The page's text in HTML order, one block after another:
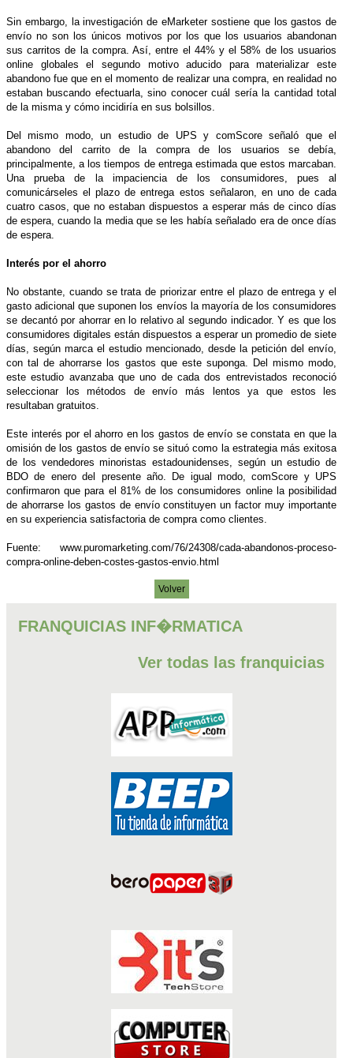
Sin embargo, la investigación de eMarketer sostiene que los gastos de
envío no son los únicos motivos por los que los usuarios abandonan
sus carritos de la compra. Así, entre el 44% y el 58% de los usuarios
online globales el segundo motivo aducido para materializar este
abandono fue que en el momento de realizar una compra, en realidad no
estaban buscando efectuarla, sino conocer cuál sería la cantidad total
de la misma y cómo incidiría en sus bolsillos.
Del mismo modo, un estudio de UPS y comScore señaló que el
abandono del carrito de la compra de los usuarios se debía,
principalmente, a los tiempos de entrega estimada que estos marcaban.
Una prueba de la impaciencia de los consumidores, pues al
comunicárseles el plazo de entrega estos señalaron, en uno de cada
cuatro casos, que no estaban dispuestos a esperar más de cinco días
de espera, cuando la media que se les había señalado era de once días
de espera.
Interés por el ahorro
No obstante, cuando se trata de priorizar entre el plazo de entrega y el
gasto adicional que suponen los envíos la mayoría de los consumidores
se decantó por ahorrar en lo relativo al segundo indicador. Y es que los
consumidores digitales están dispuestos a esperar un promedio de siete
días, según marca el estudio mencionado, desde la petición del envío,
con tal de ahorrarse los gastos que este suponga. Del mismo modo,
este estudio avanzaba que uno de cada dos entrevistados reconoció
seleccionar los métodos de envío más lentos ya que estos les
resultaban gratuitos.
Este interés por el ahorro en los gastos de envío se constata en que la
omisión de los gastos de envío se situó como la estrategia más exitosa
de los vendedores minoristas estadounidenses, según un estudio de
BDO de enero del presente año. De igual modo, comScore y UPS
confirmaron que para el 81% de los consumidores online la posibilidad
de ahorrarse los gastos de envío constituyen un factor muy importante
en su experiencia satisfactoria de compra como clientes.
Fuente: www.puromarketing.com/76/24308/cada-abandonos-proceso-
compra-online-deben-costes-gastos-envio.html
Volver
FRANQUICIAS INF�RMATICA
Ver todas las franquicias